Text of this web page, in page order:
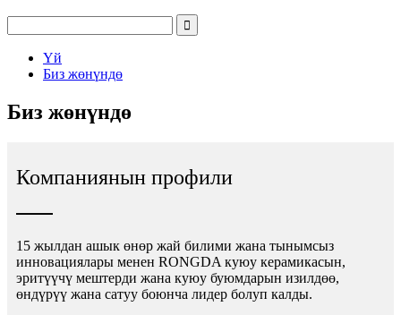
Үй
Биз жөнүндө
Биз жөнүндө
Компаниянын профили
15 жылдан ашык өнөр жай билими жана тынымсыз
инновациялары менен RONGDA куюу керамикасын,
эритүүчү мештерди жана куюу буюмдарын изилдөө,
өндүрүү жана сатуу боюнча лидер болуп калды.